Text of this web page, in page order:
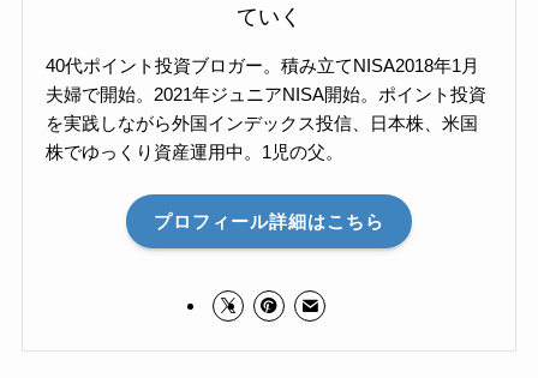
ていく
40代ポイント投資ブロガー。積み立てNISA2018年1月
夫婦で開始。2021年ジュニアNISA開始。ポイント投資
を実践しながら外国インデックス投信、日本株、米国
株でゆっくり資産運用中。1児の父。
プロフィール詳細はこちら